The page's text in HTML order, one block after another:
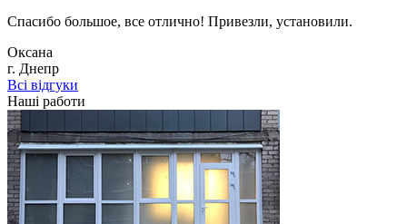
Спасибо большое, все отлично! Привезли, установили.
Оксана
г. Днепр
Всі відгуки
Наші работи